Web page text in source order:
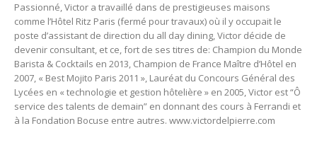
Passionné, Victor a travaillé dans de prestigieuses maisons
comme l’Hôtel Ritz Paris (fermé pour travaux) où il y occupait le
poste d’assistant de direction du all day dining, Victor décide de
devenir consultant, et ce, fort de ses titres de: Champion du Monde
Barista & Cocktails en 2013, Champion de France Maître d’Hôtel en
2007, « Best Mojito Paris 2011 », Lauréat du Concours Général des
Lycées en « technologie et gestion hôtelière » en 2005, Victor est “Ô
service des talents de demain” en donnant des cours à Ferrandi et
à la Fondation Bocuse entre autres. www.victordelpierre.com